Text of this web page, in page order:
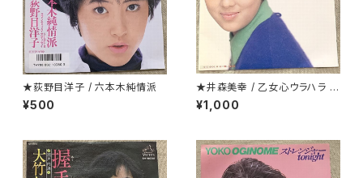
★荻野目洋子 / 六本木純情派
¥500
★井森美幸 / 乙女心ウラハラ プ
ロモ
¥1,000